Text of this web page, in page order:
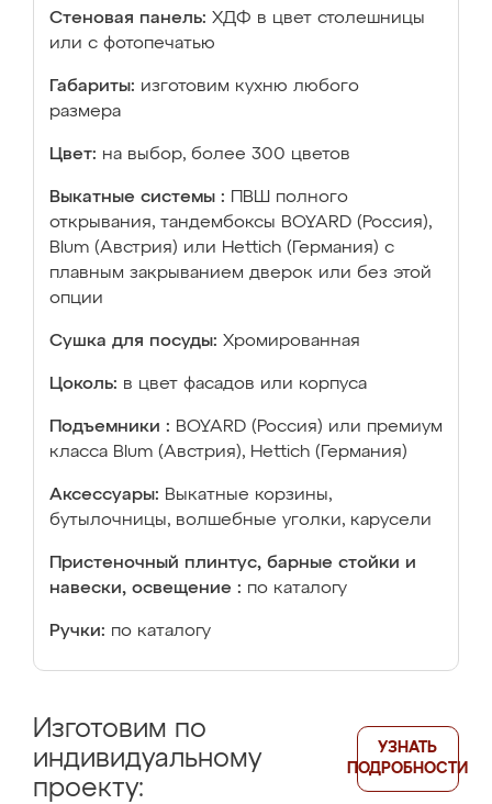
Стеновая панель: ХДФ в цвет столешницы
или с фотопечатью
Габариты: изготовим кухню любого
размера
Цвет: на выбор, более 300 цветов
Выкатные системы :
ПВШ полного
открывания, тандембоксы BOYARD (Россия),
Blum (Австрия) или Hettich (Германия) с
плавным закрыванием дверок или без этой
опции
Сушка для посуды: Хромированная
Цоколь: в цвет фасадов или корпуса
Подъемники : BOYARD (Россия) или премиум
класса Blum (Австрия), Hettich (Германия)
Аксессуары: Выкатные корзины,
бутылочницы, волшебные уголки, карусели
Пристеночный плинтус, барные стойки и
навески, освещение : по каталогу
Ручки: по каталогу
Изготовим по
индивидуальному
проекту:
УЗНАТЬ
ПОДРОБНОСТИ